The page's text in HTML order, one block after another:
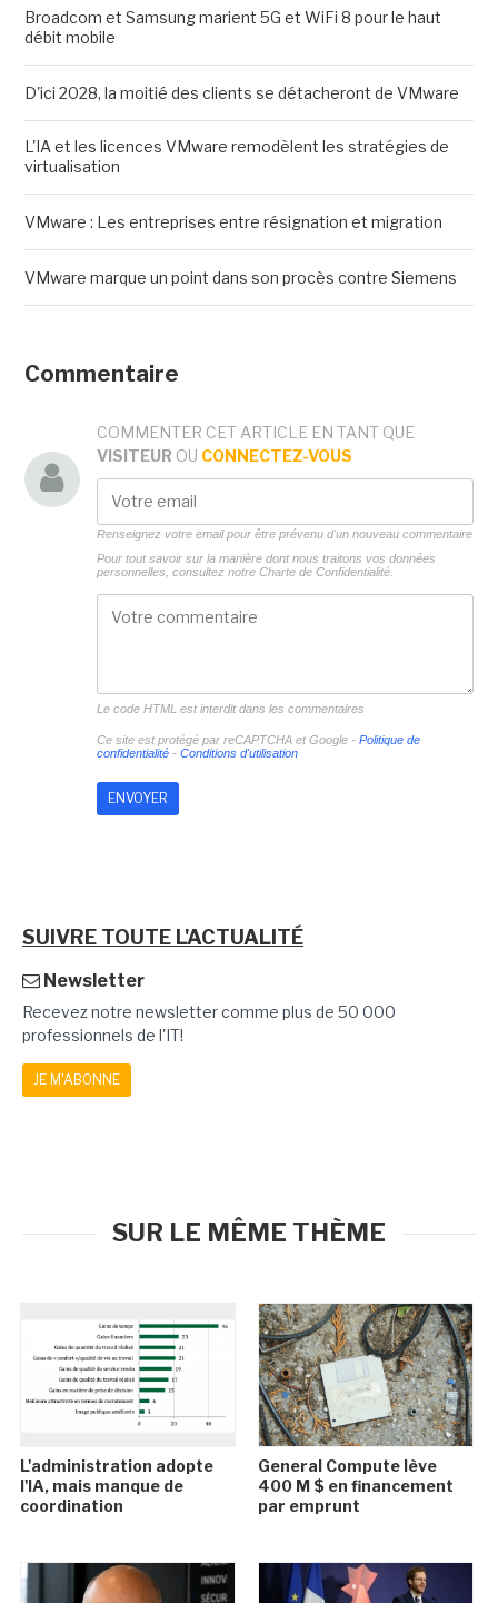
Broadcom et Samsung marient 5G et WiFi 8 pour le haut
débit mobile
D'ici 2028, la moitié des clients se détacheront de VMware
L'IA et les licences VMware remodèlent les stratégies de
virtualisation
VMware : Les entreprises entre résignation et migration
VMware marque un point dans son procès contre Siemens
Commentaire
COMMENTER CET ARTICLE EN TANT QUE
VISITEUR OU CONNECTEZ-VOUS
Renseignez votre email pour être prévenu d'un nouveau commentaire
Pour tout savoir sur la manière dont nous traitons vos données
personnelles, consultez notre Charte de Confidentialité.
Le code HTML est interdit dans les commentaires
Ce site est protégé par reCAPTCHA et Google - Politique de
confidentialité- Conditions d'utilisation
SUIVRE TOUTE L'ACTUALITÉ
Newsletter
Recevez notre newsletter comme plus de 50 000
professionnels de l'IT!
JE M'ABONNE
SUR LE MÊME THÈME
L'administration adopte
l'IA, mais manque de
coordination
General Compute lève
400 M $ en financement
par emprunt